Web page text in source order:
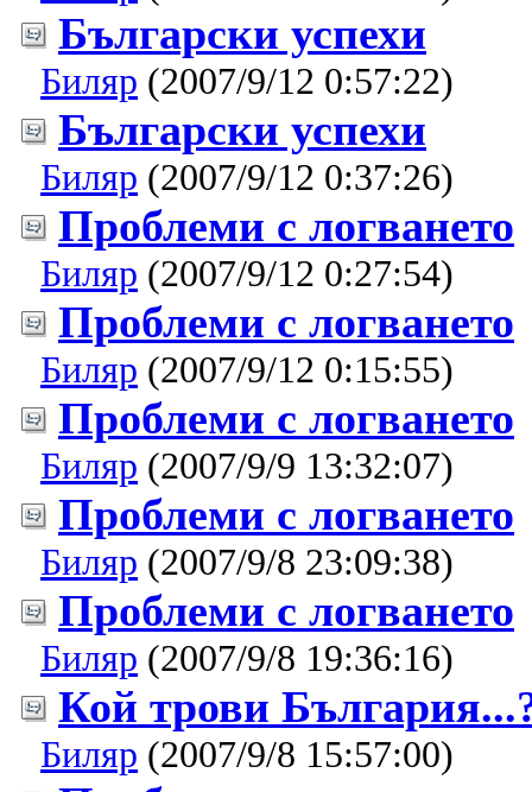
Български успехи
Биляр (2007/9/12 0:57:22)
Български успехи
Биляр (2007/9/12 0:37:26)
Проблеми с логването
Биляр (2007/9/12 0:27:54)
Проблеми с логването
Биляр (2007/9/12 0:15:55)
Проблеми с логването
Биляр (2007/9/9 13:32:07)
Проблеми с логването
Биляр (2007/9/8 23:09:38)
Проблеми с логването
Биляр (2007/9/8 19:36:16)
Кой трови
Биляр (2007/9/8 15:57:00)